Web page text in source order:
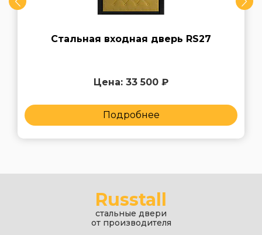
Стальная входная дверь RS27
Цена: 33 500 ₽
Подробнее
Russtall
стальные двери
от производителя